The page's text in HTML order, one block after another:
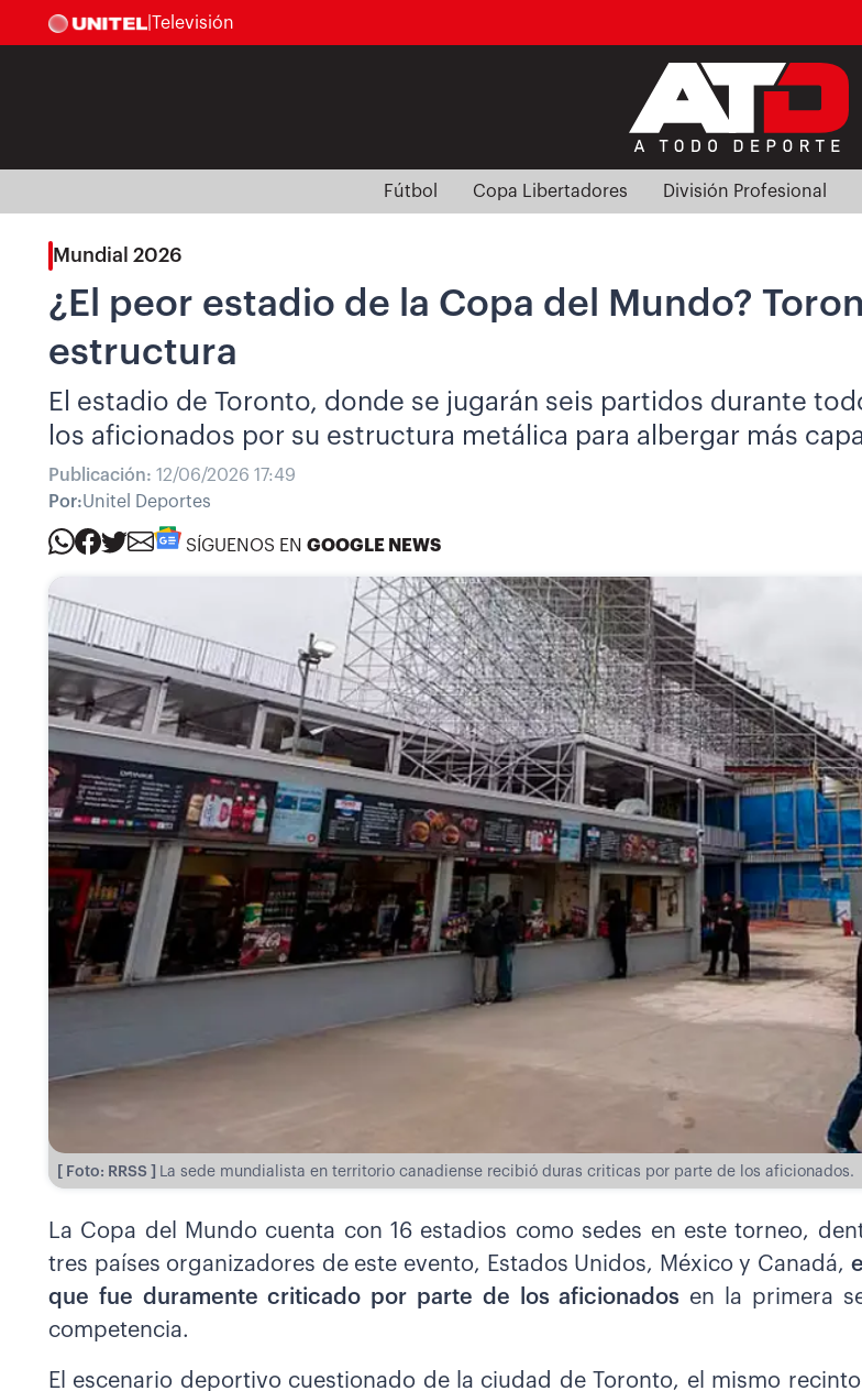
Televisión
Fútbol Copa Libertadores División Profesional
Mundial 2026
¿El peor estadio de la Copa del Mundo?
estructura
El estadio de Toronto, donde se jugarán seis partidos durante
los aficionados por su estructura metálica para albergar más
Publicación: 12/06/2026 17:49
Por:Unitel Deportes
SÍGUENOS EN GOOGLE NEWS
[ Foto: RRSS ] La sede mundialista en territorio canadiense recibió duras criticas por parte de los aficionados.
La Copa del Mundo cuenta con 16 estadios como sedes en este torneo,
tres países organizadores de este evento, Estados Unidos, México y Canadá,
que fue duramente criticado por parte de los aficionados en la primera
competencia.
El escenario deportivo cuestionado de la ciudad de Toronto, el mismo